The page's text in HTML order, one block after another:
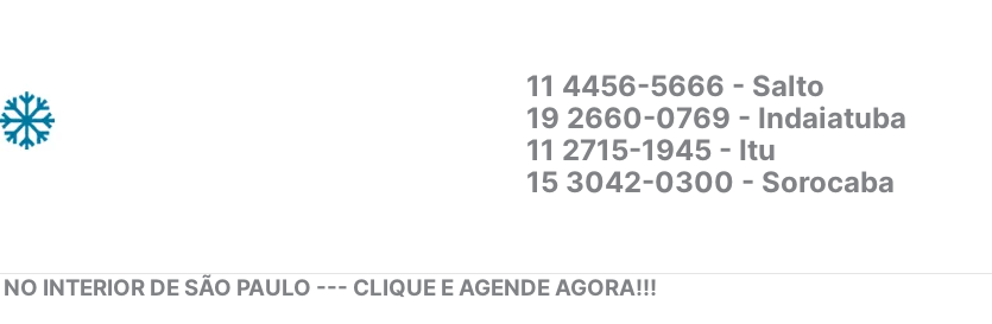
11 4456-5666 - Salto
19 2660-0769 - Indaiatuba
11 2715-1945 - Itu
15 3042-0300 - Sorocaba
INTERIOR DE SÃO PAULO --- CLIQUE E AGENDE AGORA!!!